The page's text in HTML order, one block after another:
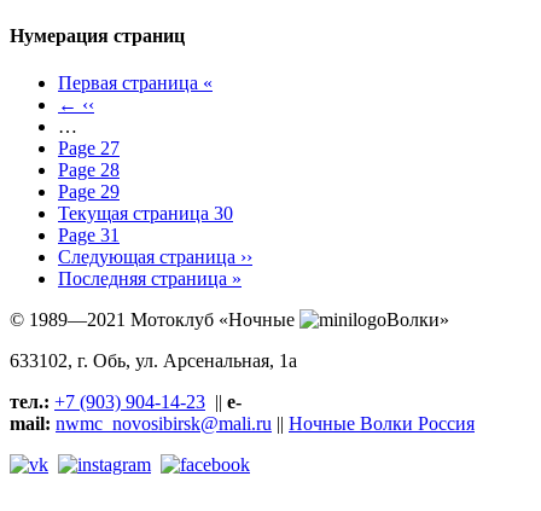
Нумерация страниц
Первая страница «
← ‹‹
…
Page 27
Page 28
Page 29
Текущая страница 30
Page 31
Следующая страница ››
Последняя страница »
© 1989—2021 Мотоклуб «Ночные
Волки»
633102, г. Обь, ул. Арсенальная, 1а
тел.: +7 (903) 904-14-23 || e-
mail: nwmc_novosibirsk@mali.ru || Ночные Волки Россия